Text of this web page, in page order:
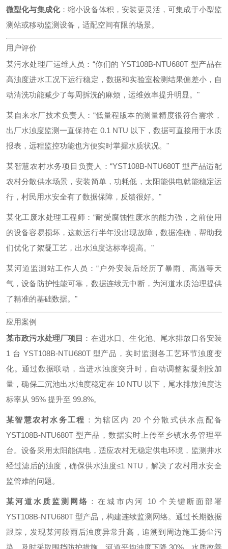
微型化与集成化：缩小设备体积，安装更灵活，可集成于小型监
测站或移动监测设备，适配空间有限的场景。
用户评价
某污水处理厂运维人员：“你们的 YST108B-NTU680T 型产品在
高浊度进水工况下运行稳定，数据和实验室检测结果偏差小，自
动清洗功能减少了每周拆洗的麻烦，运维效率提升明显。"
某自来水厂技术负责人：“低量程版本的测量精度很符合需求，
出厂水浊度监测一直保持在 0.1 NTU 以下，数据可直接用于水质
报表，远程监控功能也方便实时掌握水质状况。"
某智慧农村水务项目负责人：“YST108B-NTU680T 型产品适配
农村分散供水场景，安装简单，功耗低，太阳能供电就能稳定运
行，村民用水安全有了数据保障，反馈很好。"
某化工废水处理工程师：“耐受腐蚀性废水的能力强，之前使用
的设备容易损坏，这款运行半年没出现故障，数据准确，帮助我
们优化了絮凝工艺，出水浊度达标率提高。"
某河道监测站工作人员：“户外安装后经历了暴雨、高温等天
气，设备防护性能可靠，数据连续无中断，为河道水质治理提供
了精准的基础数据。"
应用案例
某市政污水处理厂项目 ：在进水口、生化池、尾水排放口各安装
1 台 YST108B-NTU680T 型产品，实时监测各工艺环节浊度变
化。通过数据联动，当进水浊度突升时，自动调整絮凝剂投加
量，确保二沉池出水浊度稳定在 10 NTU 以下，尾水排放浊度达
标率从 95% 提升至 99.8%。
某智慧农村水务工程 ：为辖区内 20 个分散式供水点配备
YST108B-NTU680T 型产品，数据实时上传至乡镇水务管理平
台。设备采用太阳能供电，适应农村无稳定供电环境，监测井水
经过滤后的浊度，确保供水浊度≤1 NTU，解决了农村用水安全
监管难的问题。
某河道水质监测网络 ：在城市内河 10 个关键断面部署
YST108B-NTU680T 型产品，构建连续监测网络。通过长期数据
跟踪，发现某河段雨后浊度异常升高，追溯到周边施工扬尘污